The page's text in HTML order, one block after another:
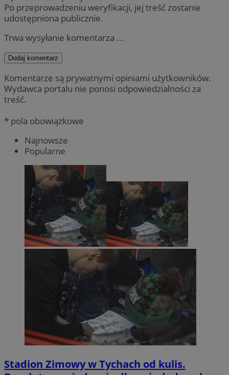
Po przeprowadzeniu weryfikacji, jej treść zostanie
udostępniona publicznie.
Trwa wysyłanie komentarza ...
Dodaj komentarz
Komentarze są prywatnymi opiniami użytkowników.
Wydawca portalu nie ponosi odpowiedzialności za
treść.
* pola obowiązkowe
Najnowsze
Popularne
Stadion Zimowy w Tychach od kulis.